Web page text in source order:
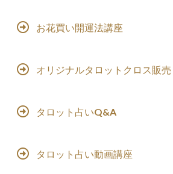
お花買い開運法講座
オリジナルタロットクロス販売
タロット占いQ&A
タロット占い動画講座